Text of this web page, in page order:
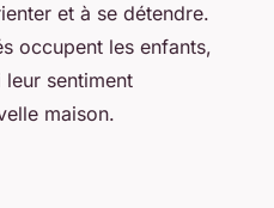
et à se détendre.
occupent les enfants,
sentiment
maison.